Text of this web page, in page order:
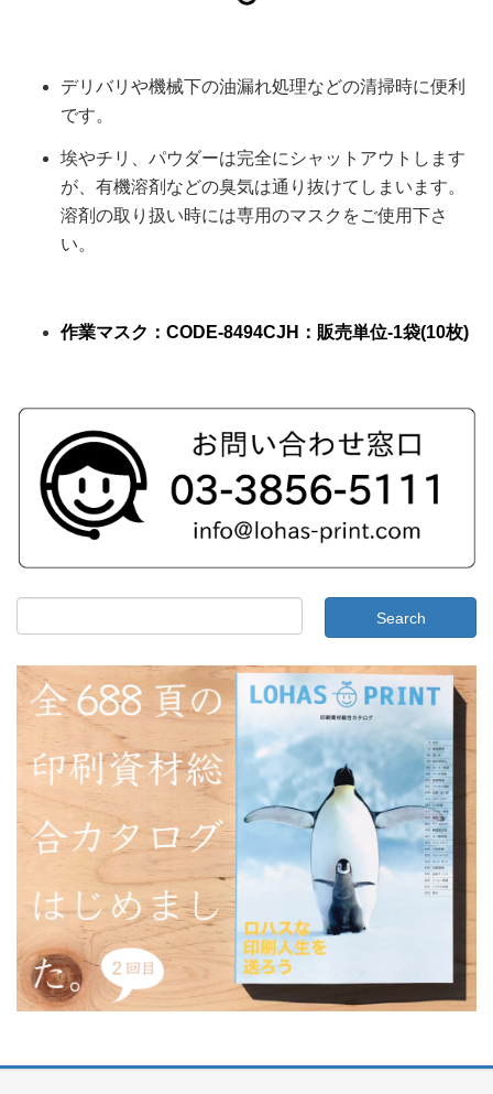
デリバリや機械下の油漏れ処理などの清掃時に便利
です。
埃やチリ、パウダーは完全にシャットアウトします
が、有機溶剤などの臭気は通り抜けてしまいます。
溶剤の取り扱い時には専用のマスクをご使用下さ
い。
作業マスク ：CODE-8494CJH ：販売単位-1袋(10枚)